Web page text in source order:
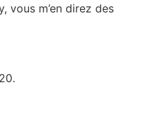
vous m’en direz des